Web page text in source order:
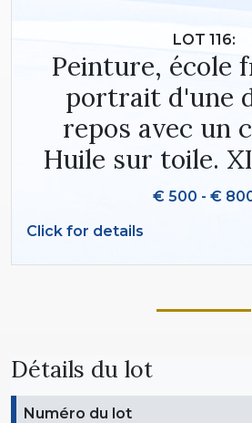
LOT 116:
Peinture, école
portrait d'une
repos avec un
Huile sur toile.
€ 500 - €
Click for details
Détails du lot
Numéro du lot